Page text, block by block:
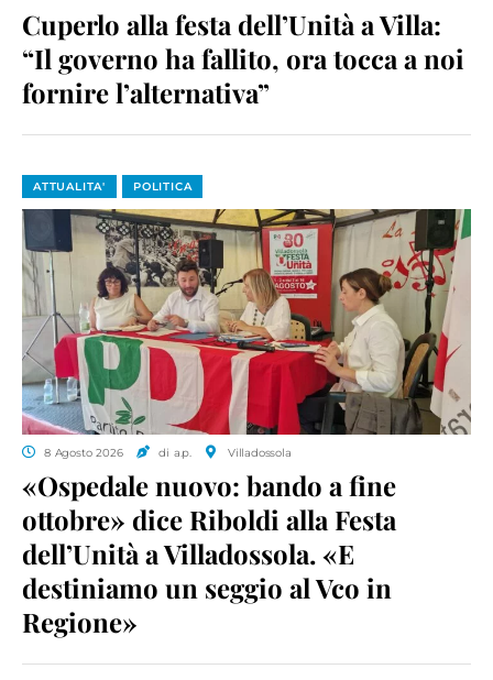
Cuperlo alla festa dell’Unità a Villa:
“Il governo ha fallito, ora tocca a noi
fornire l’alternativa”
ATTUALITA' POLITICA
8 Agosto 2026 di a.p. Villadossola
«Ospedale nuovo: bando a fine
ottobre» dice Riboldi alla Festa
dell’Unità a Villadossola. «E
destiniamo un seggio al Vco in
Regione»